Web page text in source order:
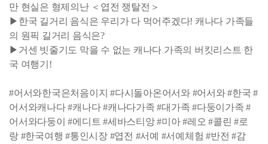
만 현실은 형제의난 ＜엽전 쟁탈전＞
▶한국 길거리 음식은 우리가 다 먹어주겠다! 캐나다 가족들
의 원픽 길거리 음식은?
▶거센 빗줄기도 막을 수 없는 캐나다 가족의 버킷리스트 한
국 여행기!
#어서와한국은처음이지 #다시돌아온어서와 #어서와 #한국 #
어서와캐나다 #캐나다 #캐나다가족 #대가족 #다둥이가족 #
어서와다둥이 #에디트 #세바스티앙 #미아 #레오 #콜린 #로
랑 #한국여행 #통인시장 #엽전 #서예 #서예체험 #반전 #감